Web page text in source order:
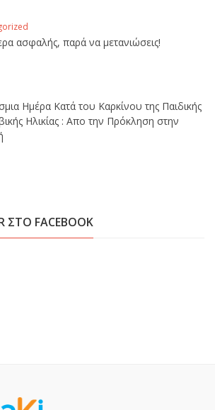
ασφαλής, παρά να μετανιώσεις!
Ημέρα Κατά του Καρκίνου της Παιδικής
Ηλικίας : Απο την Πρόκληση στην
ΣΤΟ FACEBOOK